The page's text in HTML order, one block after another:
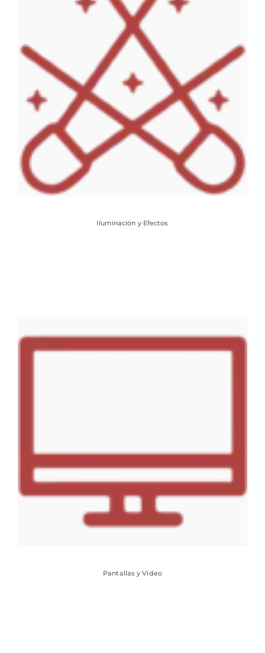
Iluminación y Efectos
Pantallas y Video